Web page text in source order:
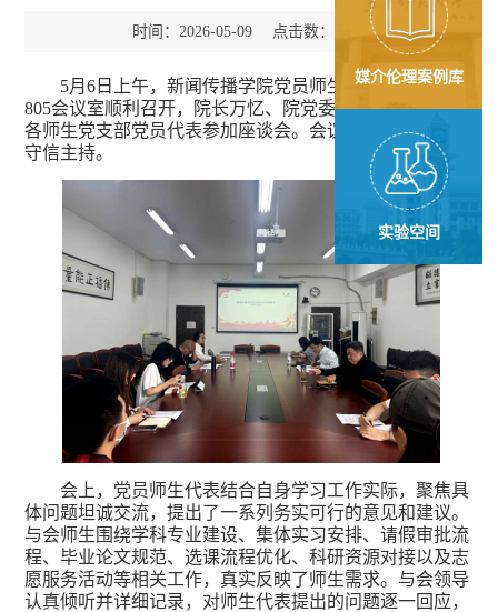
时间： 2026-05-09 点击数：
5月6日上午，新闻传播学院党员师生代表座谈会在
805会议室顺利召开，院长万忆、院党委副书记程秀莉及
各师生党支部党员代表参加座谈会。会议由院党委书记夏
守信主持。
会上，党员师生代表结合自身学习工作实际，聚焦具
体问题坦诚交流，提出了一系列务实可行的意见和建议。
与会师生围绕学科专业建设、集体实习安排、请假审批流
程、毕业论文规范、选课流程优化、科研资源对接以及志
愿服务活动等相关工作，真实反映了师生需求。与会领导
认真倾听并详细记录，对师生代表提出的问题逐一回应，
媒介伦理案例库
实验空间